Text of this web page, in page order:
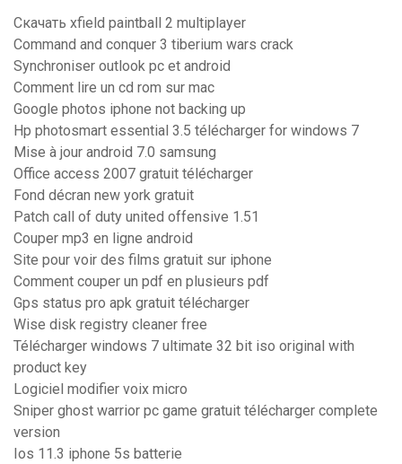
Скачать xfield paintball 2 multiplayer
Command and conquer 3 tiberium wars crack
Synchroniser outlook pc et android
Comment lire un cd rom sur mac
Google photos iphone not backing up
Hp photosmart essential 3.5 télécharger for windows 7
Mise à jour android 7.0 samsung
Office access 2007 gratuit télécharger
Fond décran new york gratuit
Patch call of duty united offensive 1.51
Couper mp3 en ligne android
Site pour voir des films gratuit sur iphone
Comment couper un pdf en plusieurs pdf
Gps status pro apk gratuit télécharger
Wise disk registry cleaner free
Télécharger windows 7 ultimate 32 bit iso original with
product key
Logiciel modifier voix micro
Sniper ghost warrior pc game gratuit télécharger complete
version
Ios 11.3 iphone 5s batterie